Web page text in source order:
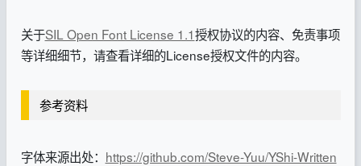
关于SIL Open Font License 1.1授权协议的内容、免责事项
等详细细节，请查看详细的License授权文件的内容。
参考资料
字体来源出处： https://github.com/Steve-Yuu/YShi-Written